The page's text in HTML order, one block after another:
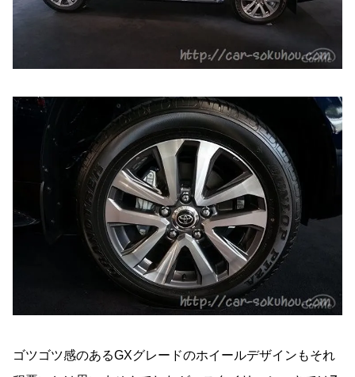
ゴツゴツ感のあるGXグレードのホイールデザインもそれ